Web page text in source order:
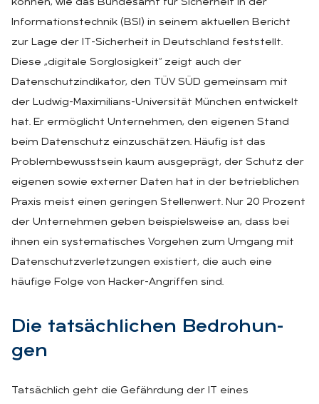
können, wie das Bundesamt für Sicherheit in der
Informationstechnik (BSI) in seinem aktuellen Bericht
zur Lage der IT-Sicherheit in Deutschland feststellt.
Diese „digitale Sorglosigkeit“ zeigt auch der
Datenschutzindikator, den TÜV SÜD gemeinsam mit
der Ludwig-Maximilians-Universität München entwickelt
hat. Er ermöglicht Unternehmen, den eigenen Stand
beim Datenschutz einzuschätzen. Häufig ist das
Problembewusstsein kaum ausgeprägt, der Schutz der
eigenen sowie externer Daten hat in der betrieblichen
Praxis meist einen geringen Stellenwert. Nur 20 Prozent
der Unternehmen geben beispielsweise an, dass bei
ihnen ein systematisches Vorgehen zum Umgang mit
Datenschutzverletzungen existiert, die auch eine
häufige Folge von Hacker-Angriffen sind.
Die tat­säch­li­chen Be­dro­hun­
gen
Tatsächlich geht die Gefährdung der IT eines